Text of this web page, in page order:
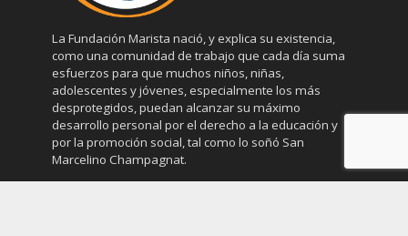
La Fundación Marista nació, y explica su existencia,
como una comunidad de trabajo que cada día suma
esfuerzos para que muchos niños, niñas,
adolescentes y jóvenes, especialmente los más
desprotegidos, puedan alcanzar su máximo
desarrollo personal por el derecho a la educación y
por la promoción social, tal como lo soñó San
Marcelino Champagnat.